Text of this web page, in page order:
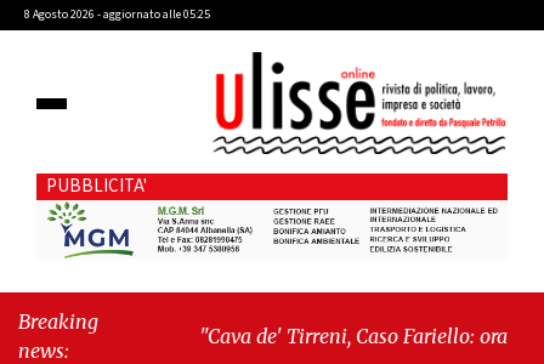
8 Agosto 2026 - aggiornato alle 05:25
PUBBLICITA'
Breaking
news:
"Cava de' Tirreni, Caso Fariello: ora torniamo